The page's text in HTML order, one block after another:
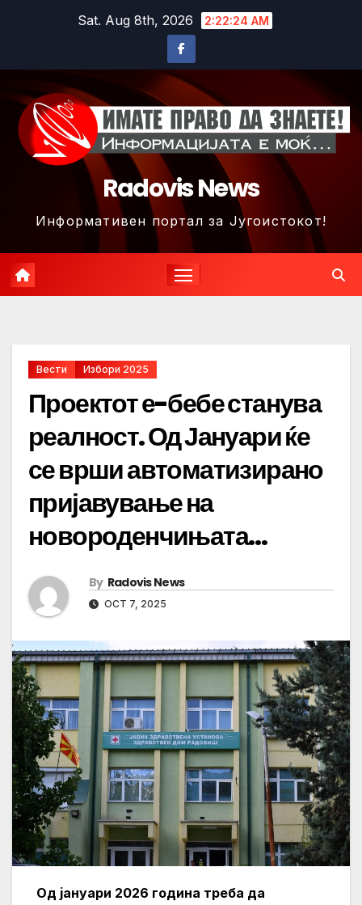
Sat. Aug 8th, 2026 2:22:27 AM
Radovis News
Информативен портал за Југоистокот!
Вести Избори 2025
Проектот е-бебе станува
реалност. Од Јануари ќе
се врши автоматизирано
пријавување на
новороденчињата…
By Radovis News
OCT 7, 2025
Од јануари 2026 година треба да